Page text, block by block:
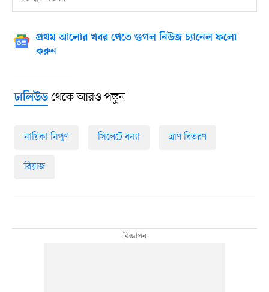
প্রথম আলোর খবর পেতে গুগল নিউজ চ্যানেল ফলো
করুন
ঢালিউডথেকে আরও পড়ুন
নায়িকা নিপুণ সিলেটে বন্যা ত্রাণ বিতরণ
রিয়াজ